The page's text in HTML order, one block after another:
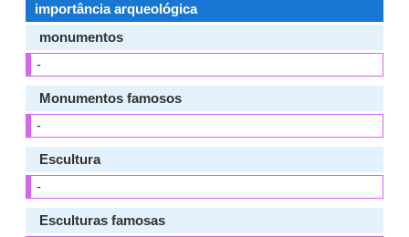
importância arqueológica
monumentos
-
Monumentos famosos
-
Escultura
-
Esculturas famosas